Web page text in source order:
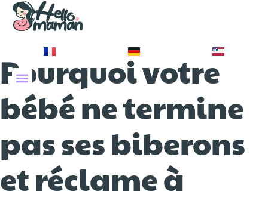
Pourquoi votre
bébé ne termine
pas ses biberons
et réclame à